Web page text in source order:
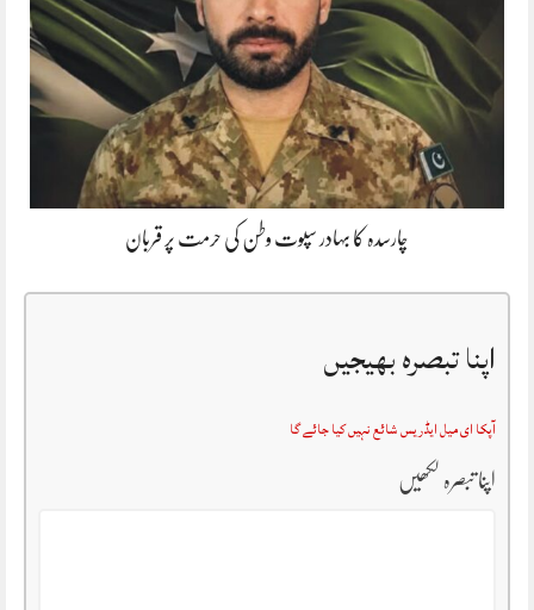
چارسدہ کا بہادر سپوت وطن کی حرمت پر قربان
اپنا تبصرہ بھیجیں
آپکا ای میل ایڈریس شائع نہیں کیا جائے گا
اپنا تبصرہ لکھیں